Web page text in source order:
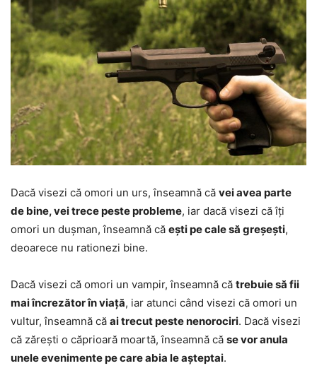
Dacă visezi că omori un urs, înseamnă că vei avea parte
de bine, vei trece peste probleme, iar dacă visezi că îți
omori un dușman, înseamnă că ești pe cale să greșești,
deoarece nu rationezi bine.
Dacă visezi că omori un vampir, înseamnă că trebuie să fii
mai încrezător în viață, iar atunci când visezi că omori un
vultur, înseamnă că ai trecut peste nenorociri. Dacă visezi
că zărești o căprioară moartă, înseamnă că se vor anula
unele evenimente pe care abia le așteptai.